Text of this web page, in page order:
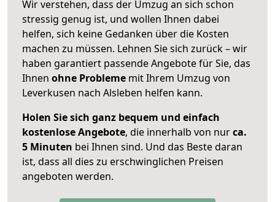
Wir verstehen, dass der Umzug an sich schon
stressig genug ist, und wollen Ihnen dabei
helfen, sich keine Gedanken über die Kosten
machen zu müssen. Lehnen Sie sich zurück – wir
haben garantiert passende Angebote für Sie, das
Ihnen ohne Probleme mit Ihrem Umzug von
Leverkusen nach Alsleben helfen kann.
Holen Sie sich ganz bequem und einfach
kostenlose Angebote, die innerhalb von nurca.
5 Minuten bei Ihnen sind. Und das Beste daran
ist, dass all dies zu erschwinglichen Preisen
angeboten werden.